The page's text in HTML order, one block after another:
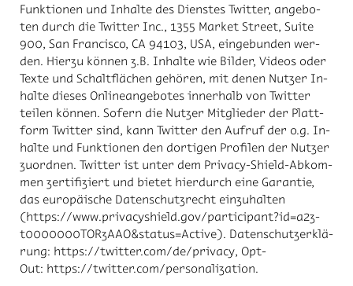
Funk­tio­nen und In­hal­te des Diens­tes Twit­ter, an­ge­bo­
ten durch die Twit­ter Inc., 1355 Mar­ket Street, Sui­te
900, San Fran­cis­co, CA 94103, USA, ein­ge­bun­den wer­
den. Hier­zu kön­nen z.B. In­hal­te wie Bil­der, Vi­de­os oder
Tex­te und Schalt­flä­chen ge­hö­ren, mit de­nen Nut­zer In­
hal­te die­ses On­line­an­ge­bo­tes in­ner­halb von Twit­ter
tei­len kön­nen. So­fern die Nut­zer Mit­glie­der der Platt­
form Twit­ter sind, kann Twit­ter den Auf­ruf der o.g. In­
hal­te und Funk­tio­nen den dor­ti­gen Pro­fi­len der Nut­zer
zu­ord­nen. Twit­ter ist un­ter dem Pri­va­cy-Shield-Ab­kom­
men zer­ti­fi­ziert und bie­tet hier­durch eine Ga­ran­tie,
das eu­ro­päi­sche Da­ten­schutz­recht ein­zu­hal­ten
(https://​www.pri­va­cy­shield.gov/​par­ti­ci­pant?id=a2z­
t0000000­TOR­zAAO&sta­tus=Ac­tive). Da­ten­schutz­er­klä­
rung: https://​twit­ter.com/​de/​pri­va­cy, Opt-
Out: https://​twit­ter.com/​per­so­na­liza­t­i­on.